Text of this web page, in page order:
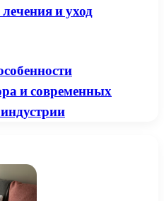
и уход
и современных